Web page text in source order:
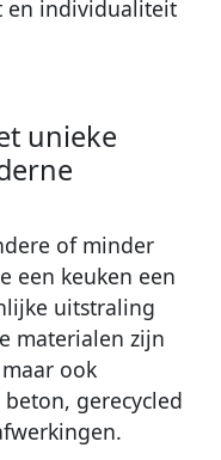
en individualiteit
unieke
of minder
een keuken een
uitstraling
materialen zijn
ook
gerecycled